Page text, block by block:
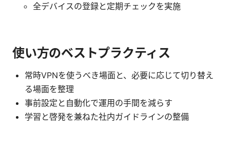
全デバイスの登録と定期チェックを実施
使い方のベストプラクティス
常時VPNを使うべき場面と、必要に応じて切り替え
る場面を整理
事前設定と自動化で運用の手間を減らす
学習と啓発を兼ねた社内ガイドラインの整備